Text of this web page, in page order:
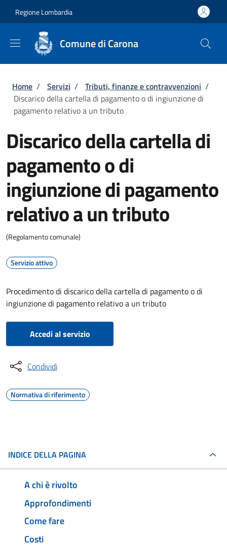
Regione Lombardia
Comune di Carona
Briciole di pane
Home / Servizi / Tributi, finanze e contravvenzioni /
Discarico della cartella di pagamento o di ingiunzione di
pagamento relativo a un tributo
Discarico della cartella di
pagamento o di
ingiunzione di pagamento
relativo a un tributo
(Regolamento comunale)
Servizio attivo
Procedimento di discarico della cartella di pagamento o di
ingiunzione di pagamento relativo a un tributo
Accedi al servizio
Condividi
Normativa di riferimento
INDICE DELLA PAGINA
A chi è rivolto
Approfondimenti
Come fare
Costi